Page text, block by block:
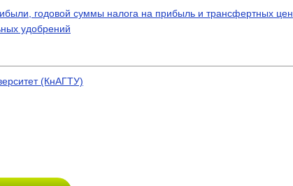
годовой суммы налога на прибыль и трансфертных цен
удобрений
(КнАГТУ)